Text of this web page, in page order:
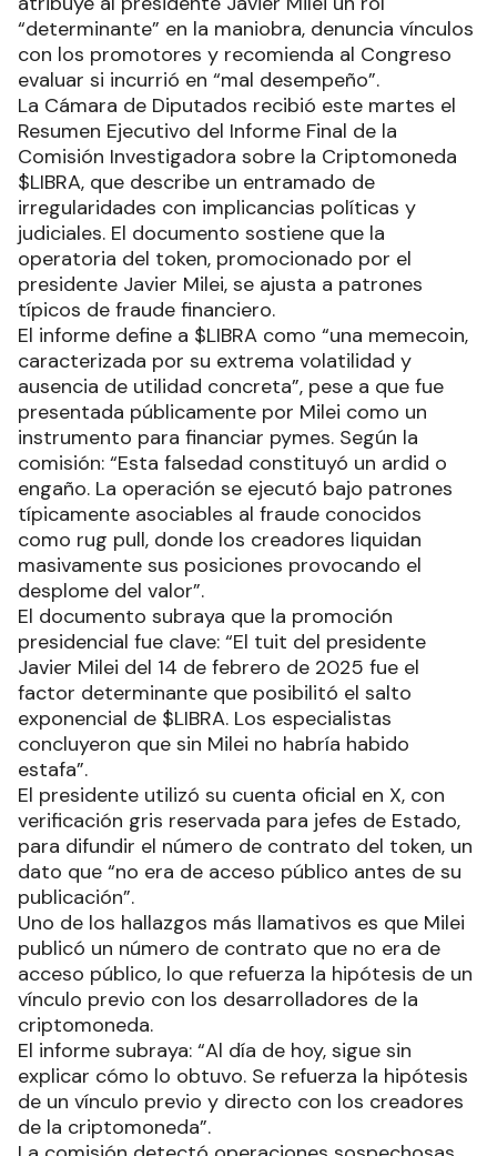
“determinante” en la maniobra, denuncia vínculos
con los promotores y recomienda al Congreso
evaluar si incurrió en “mal desempeño”.
La Cámara de Diputados recibió este martes el
Resumen Ejecutivo del Informe Final de la
Comisión Investigadora sobre la Criptomoneda
$LIBRA, que describe un entramado de
irregularidades con implicancias políticas y
judiciales. El documento sostiene que la
operatoria del token, promocionado por el
presidente Javier Milei, se ajusta a patrones
típicos de fraude financiero.
El informe define a $LIBRA como “una memecoin,
caracterizada por su extrema volatilidad y
ausencia de utilidad concreta”, pese a que fue
presentada públicamente por Milei como un
instrumento para financiar pymes. Según la
comisión: “Esta falsedad constituyó un ardid o
engaño. La operación se ejecutó bajo patrones
típicamente asociables al fraude conocidos
como rug pull, donde los creadores liquidan
masivamente sus posiciones provocando el
desplome del valor”.
El documento subraya que la promoción
presidencial fue clave: “El tuit del presidente
Javier Milei del 14 de febrero de 2025 fue el
factor determinante que posibilitó el salto
exponencial de $LIBRA. Los especialistas
concluyeron que sin Milei no habría habido
estafa”.
El presidente utilizó su cuenta oficial en X, con
verificación gris reservada para jefes de Estado,
para difundir el número de contrato del token, un
dato que “no era de acceso público antes de su
publicación”.
Uno de los hallazgos más llamativos es que Milei
publicó un número de contrato que no era de
acceso público, lo que refuerza la hipótesis de un
vínculo previo con los desarrolladores de la
criptomoneda.
El informe subraya: “Al día de hoy, sigue sin
explicar cómo lo obtuvo. Se refuerza la hipótesis
de un vínculo previo y directo con los creadores
de la criptomoneda”.